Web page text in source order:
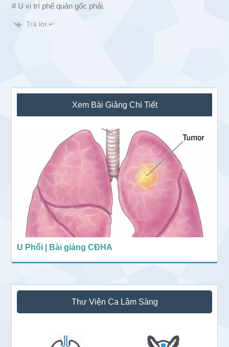
# U vị trí phế quản gốc phải.
Trả lời ↵
Sidebar
chính
Xem Bài Giảng Chi Tiết
U Phổi | Bài giảng CĐHA
Thư Viện Ca Lâm Sàng